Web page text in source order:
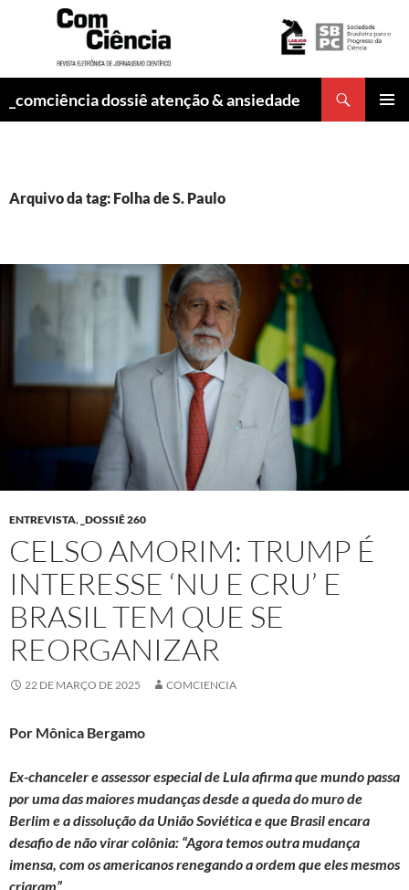
_comciência dossiê atenção & ansiedade
Arquivo da tag: Folha de S. Paulo
ENTREVISTA, _DOSSIÊ 260
CELSO AMORIM: TRUMP É
INTERESSE ‘NU E CRU’ E
BRASIL TEM QUE SE
REORGANIZAR
22 DE MARÇO DE 2025 COMCIENCIA
Por Mônica Bergamo
Ex-chanceler e assessor especial de Lula afirma que mundo passa
por uma das maiores mudanças desde a queda do muro de
Berlim e a dissolução da União Soviética e que Brasil encara
desafio de não virar colônia: “Agora temos outra mudança
imensa, com os americanos renegando a ordem que eles mesmos
criaram”